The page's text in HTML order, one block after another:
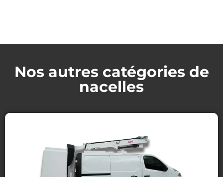
Nos autres catégories de
nacelles